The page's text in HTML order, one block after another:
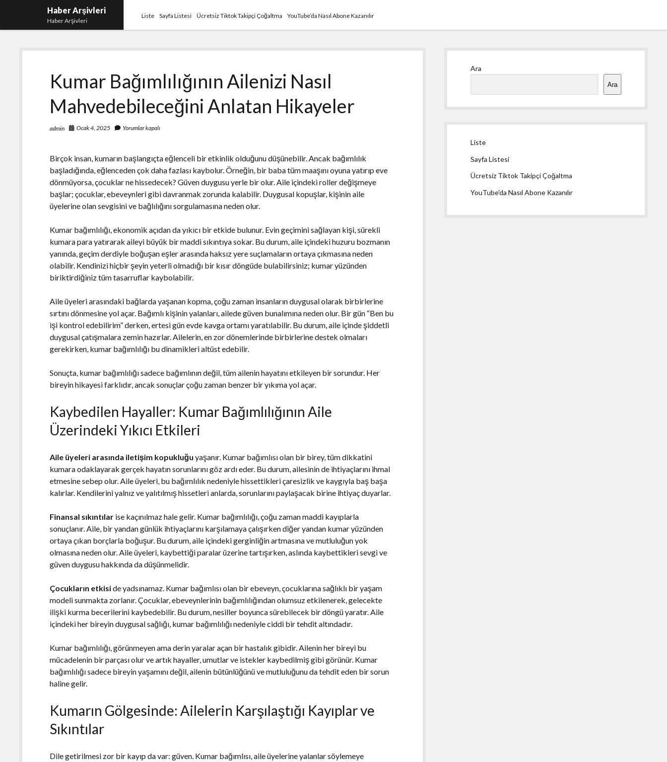
Haber Arşivleri
Haber Arşivleri
Liste Sayfa Listesi Ücretsiz Tiktok Takipçi Çoğaltma YouTube’da Nasıl Abone Kazanılır
Kumar Bağımlılığının Ailenizi Nasıl
Mahvedebileceğini Anlatan Hikayeler
admin Ocak 4, 2025 Yorumlar kapalı
Birçok insan, kumarın başlangıçta eğlenceli bir etkinlik olduğunu düşünebilir. Ancak bağımlılık
başladığında, eğlenceden çok daha fazlası kaybolur. Örneğin, bir baba tüm maaşını oyuna yatırıp eve
dönmüyorsa, çocuklar ne hissedecek? Güven duygusu yerle bir olur. Aile içindeki roller değişmeye
başlar; çocuklar, ebeveynleri gibi davranmak zorunda kalabilir. Duygusal kopuşlar, kişinin aile
üyelerine olan sevgisini ve bağlılığını sorgulamasına neden olur.
Kumar bağımlılığı, ekonomik açıdan da yıkıcı bir etkide bulunur. Evin geçimini sağlayan kişi, sürekli
kumara para yatırarak aileyi büyük bir maddi sıkıntıya sokar. Bu durum, aile içindeki huzuru bozmanın
yanında, geçim derdiyle boğuşan eşler arasında haksız yere suçlamaların ortaya çıkmasına neden
olabilir. Kendinizi hiçbir şeyin yeterli olmadığı bir kısır döngüde bulabilirsiniz; kumar yüzünden
biriktirdiğiniz tüm tasarruflar kaybolabilir.
Aile üyeleri arasındaki bağlarda yaşanan kopma, çoğu zaman insanların duygusal olarak birbirlerine
sırtını dönmesine yol açar. Bağımlı kişinin yalanları, ailede güven bunalımına neden olur. Bir gün “Ben bu
işi kontrol edebilirim” derken, ertesi gün evde kavga ortamı yaratılabilir. Bu durum, aile içinde şiddetli
duygusal çatışmalara zemin hazırlar. Ailelerin, en zor dönemlerinde birbirlerine destek olmaları
gerekirken, kumar bağımlılığı bu dinamikleri altüst edebilir.
Sonuçta, kumar bağımlılığı sadece bağımlının değil, tüm ailenin hayatını etkileyen bir sorundur. Her
bireyin hikayesi farklıdır, ancak sonuçlar çoğu zaman benzer bir yıkıma yol açar.
Kaybedilen Hayaller: Kumar Bağımlılığının Aile
Üzerindeki Yıkıcı Etkileri
Aile üyeleri arasında iletişim kopukluğu yaşanır. Kumar bağımlısı olan bir birey, tüm dikkatini
kumara odaklayarak gerçek hayatın sorunlarını göz ardı eder. Bu durum, ailesinin de ihtiyaçlarını ihmal
etmesine sebep olur. Aile üyeleri, bu bağımlılık nedeniyle hissettikleri çaresizlik ve kaygıyla baş başa
kalırlar. Kendilerini yalnız ve yalıtılmış hissetleri anlarda, sorunlarını paylaşacak birine ihtiyaç duyarlar.
Finansal sıkıntılar ise kaçınılmaz hale gelir. Kumar bağımlılığı, çoğu zaman maddi kayıplarla
sonuçlanır. Aile, bir yandan günlük ihtiyaçlarını karşılamaya çalışırken diğer yandan kumar yüzünden
ortaya çıkan borçlarla boğuşur. Bu durum, aile içindeki gerginliğin artmasına ve mutluluğun yok
olmasına neden olur. Aile üyeleri, kaybettiği paralar üzerine tartışırken, aslında kaybettikleri sevgi ve
güven duygusu hakkında da düşünmelidir.
Çocukların etkiside yadsınamaz. Kumar bağımlısı olan bir ebeveyn, çocuklarına sağlıklı bir yaşam
modeli sunmakta zorlanır. Çocuklar, ebeveynlerinin bağımlılığından olumsuz etkilenerek, gelecekte
ilişki kurma becerilerini kaybedebilir. Bu durum, nesiller boyunca sürebilecek bir döngü yaratır. Aile
içindeki her bireyin duygusal sağlığı, kumar bağımlılığı nedeniyle ciddi bir tehdit altındadır.
Kumar bağımlılığı, görünmeyen ama derin yaralar açan bir hastalık gibidir. Ailenin her bireyi bu
mücadelenin bir parçası olur ve artık hayaller, umutlar ve istekler kaybedilmiş gibi görünür. Kumar
bağımlılığı sadece bireyin yaşamını değil, ailenin bütünlüğünü ve mutluluğunu da tehdit eden bir sorun
haline gelir.
Kumarın Gölgesinde: Ailelerin Karşılaştığı Kayıplar ve
Sıkıntılar
Dile getirilmesi zor bir kayıp da var: güven. Kumar bağımlısı, aile üyelerine yalanlar söylemeye
Ara
Ara
Liste
Sayfa Listesi
Ücretsiz Tiktok Takipçi Çoğaltma
YouTube'da Nasıl Abone Kazanılır